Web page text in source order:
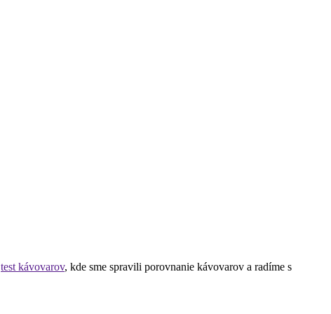
test kávovarov, kde sme spravili porovnanie kávovarov a radíme s